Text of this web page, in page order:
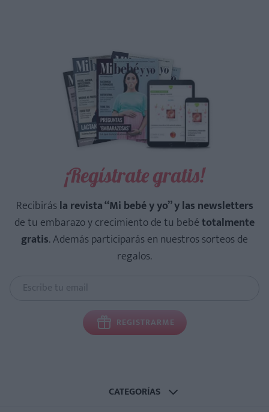
¡Regístrate gratis!
Recibirásla revista “Mi bebé y yo” y las newsletters
de tu embarazo y crecimiento de tu bebétotalmente
gratis. Además participarás en nuestros sorteos de
regalos.
REGISTRARME
CATEGORÍAS